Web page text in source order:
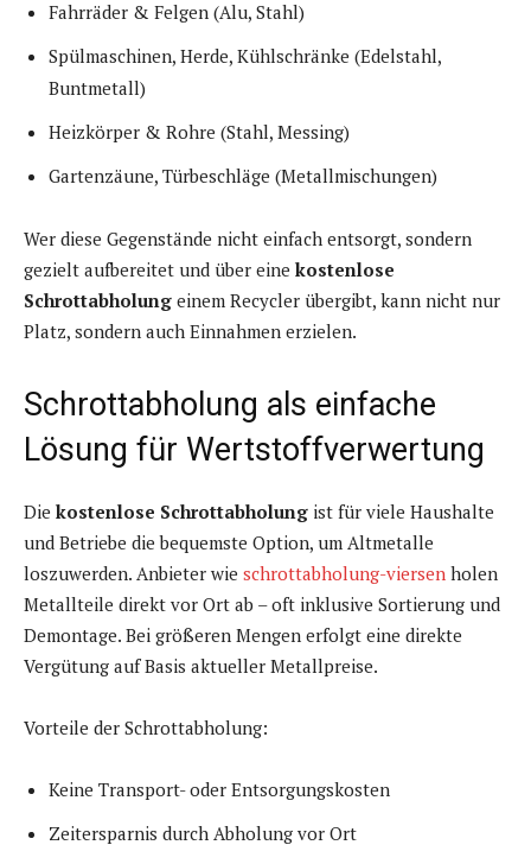
Fahrräder & Felgen (Alu, Stahl)
Spülmaschinen, Herde, Kühlschränke (Edelstahl,
Buntmetall)
Heizkörper & Rohre (Stahl, Messing)
Gartenzäune, Türbeschläge (Metallmischungen)
Wer diese Gegenstände nicht einfach entsorgt, sondern
gezielt aufbereitet und über eine kostenlose
Schrottabholung einem Recycler übergibt, kann nicht nur
Platz, sondern auch Einnahmen erzielen.
Schrottabholung als einfache
Lösung für Wertstoffverwertung
Die kostenlose Schrottabholung ist für viele Haushalte
und Betriebe die bequemste Option, um Altmetalle
loszuwerden. Anbieter wie schrottabholung-viersen holen
Metallteile direkt vor Ort ab – oft inklusive Sortierung und
Demontage. Bei größeren Mengen erfolgt eine direkte
Vergütung auf Basis aktueller Metallpreise.
Vorteile der Schrottabholung:
Keine Transport- oder Entsorgungskosten
Zeitersparnis durch Abholung vor Ort